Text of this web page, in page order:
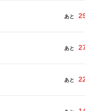
あと
あと
あと